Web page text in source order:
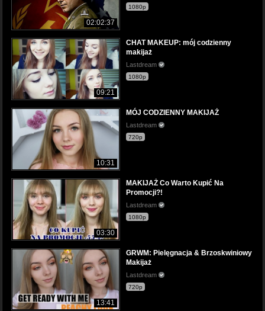
02:02:37
1080p
09:21
CHAT MAKEUP: mój codzienny
makijaż
Lastdream
1080p
10:31
MÓJ CODZIENNY MAKIJAŻ
Lastdream
720p
03:30
MAKIJAŻ Co Warto Kupić Na
Promocji?!
Lastdream
1080p
13:41
GRWM: Pielęgnacja & Brzoskwiniowy
Makijaż
Lastdream
720p